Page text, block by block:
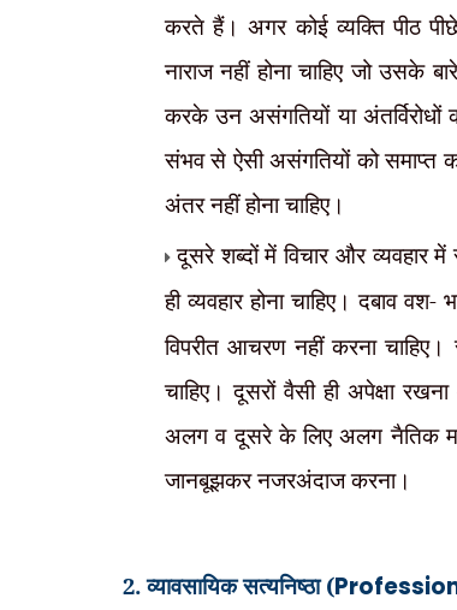
करते हैं। अगर कोई व्यक्ति पीठ
नाराज नहीं होना चाहिए जो उसके
करके उन असंगतियों या
संभव से ऐसी असंगतियों को समाप्त
अंतर नहीं होना चाहिए।
दूसरे शब्दों में विचार और व्यवहार में
ही व्यवहार होना चाहिए। दबाव वश-
विपरीत आचरण नहीं करना चाहिए।
चाहिए। दूसरों वैसी ही अपेक्षा
अलग व दूसरे के लिए अलग नैतिक
जानबूझकर नजरअंदाज करना।
2. व्यावसायिक सत्यनिष्ठा (